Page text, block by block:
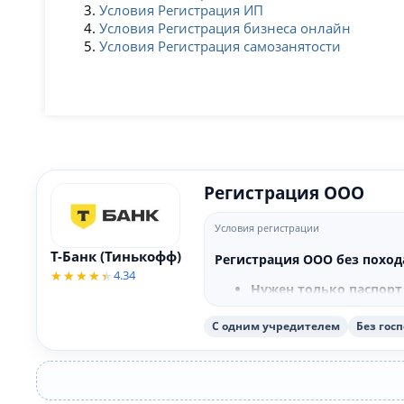
Условия Регистрация ИП
Условия Регистрация бизнеса онлайн
Условия Регистрация самозанятости
Т-Банк (Тинькофф)
4.34
Регистрация ООО
Условия регистрации
Регистрация ООО без
Нужен только паспорт
Не нужно заполнять
Без оплаты
Бесплатная
Бонусы для
С одним учредителем Без